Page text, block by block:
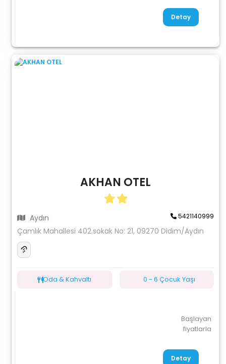
Detay
AKHAN OTEL
Aydın 5421140999
Çamlık Mahallesi 402.sokak No: 21, 09270 Didim/Aydın
Oda & Kahvaltı 0 - 6 Çocuk Yaşı
Başlayan
fiyatlarla
Detay